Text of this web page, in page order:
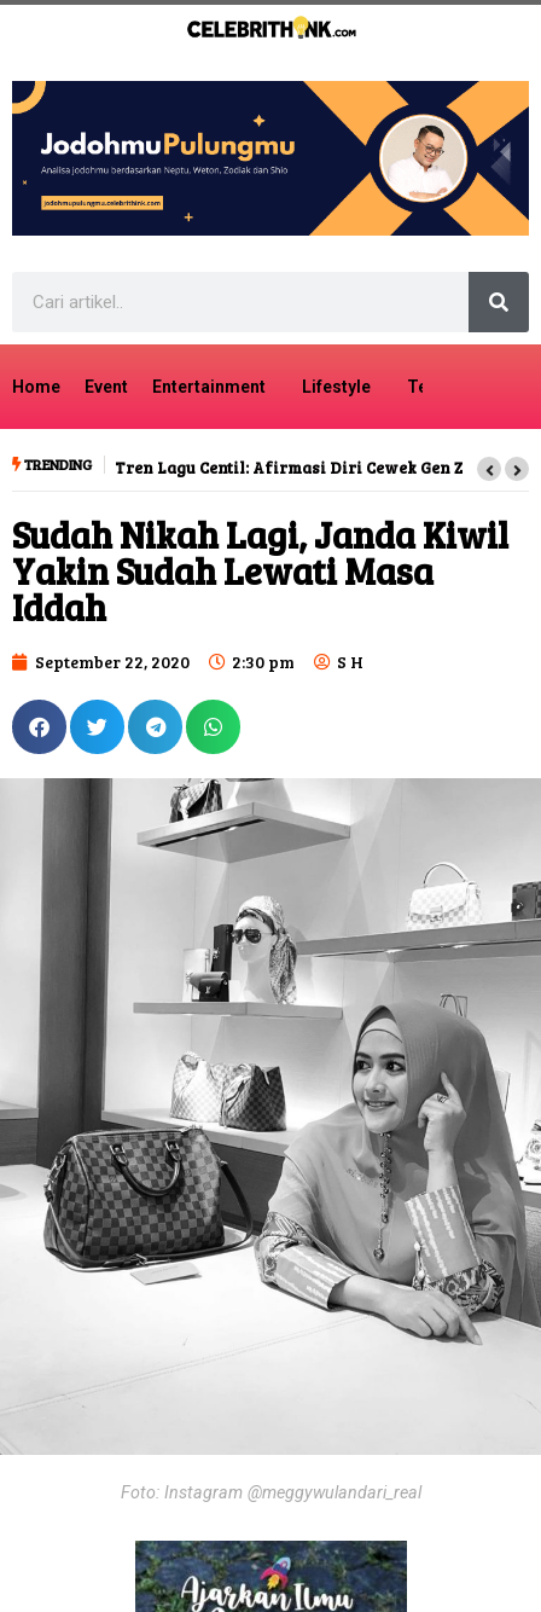
Home Event Entertainment Lifestyle Tech
TRENDING Tren Lagu Centil: Afirmasi Diri Cewek Gen Z
Sudah Nikah Lagi, Janda Kiwil
Yakin Sudah Lewati Masa
Iddah
September 22, 2020 2:30 pm S H
Foto: Instagram @meggywulandari_real